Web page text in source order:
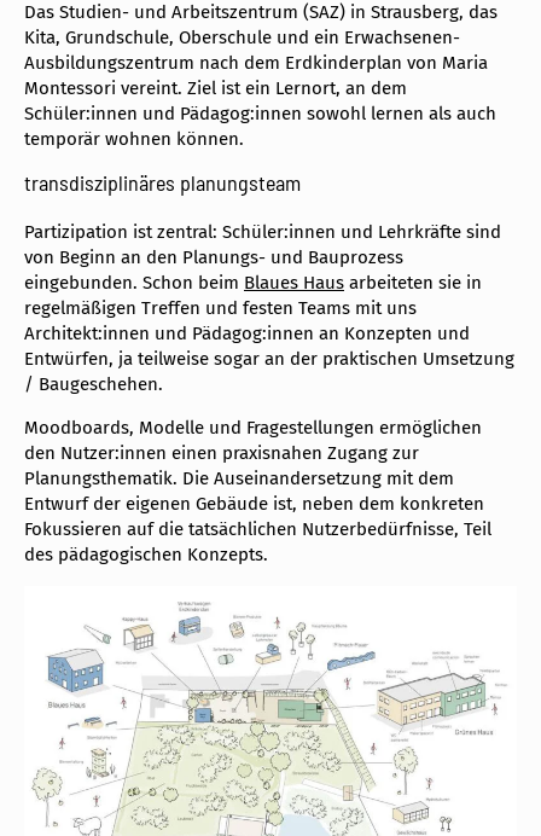
Das Studien- und Arbeitszentrum (SAZ) in Strausberg, das
Kita, Grundschule, Oberschule und ein Erwachsenen-
Ausbildungszentrum nach dem Erdkinderplan von Maria
Montessori vereint. Ziel ist ein Lernort, an dem
Schüler:innen und Pädagog:innen sowohl lernen als auch
temporär wohnen können.
transdisziplinäres planungsteam
Partizipation ist zentral: Schüler:innen und Lehrkräfte sind
von Beginn an den Planungs- und Bauprozess
eingebunden. Schon beim Blaues Haus arbeiteten sie in
regelmäßigen Treffen und festen Teams mit uns
Architekt:innen und Pädagog:innen an Konzepten und
Entwürfen, ja teilweise sogar an der praktischen Umsetzung
/ Baugeschehen.
Moodboards, Modelle und Fragestellungen ermöglichen
den Nutzer:innen einen praxisnahen Zugang zur
Planungsthematik. Die Auseinandersetzung mit dem
Entwurf der eigenen Gebäude ist, neben dem konkreten
Fokussieren auf die tatsächlichen Nutzerbedürfnisse, Teil
des pädagogischen Konzepts.